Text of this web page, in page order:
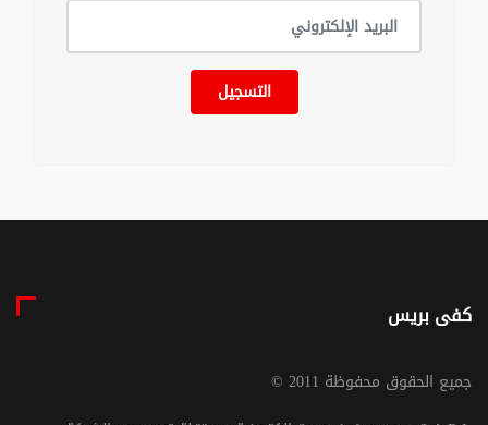
التسجيل
كفى بريس
© جميع الحقوق محفوظة 2011